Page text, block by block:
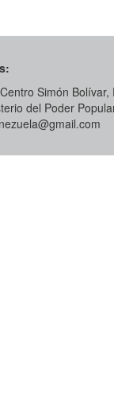
Simón Bolívar,
del Poder